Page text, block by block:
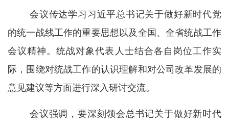
会议传达学习习近平总书记关于做好新时代党
的统一战线工作的重要思想以及全国、全省统战工作
会议精神。统战对象代表人士结合各自岗位工作实
际，围绕对统战工作的认识理解和对公司改革发展的
意见建议等方面进行深入研讨交流。
会议强调，要深刻领会总书记关于做好新时代